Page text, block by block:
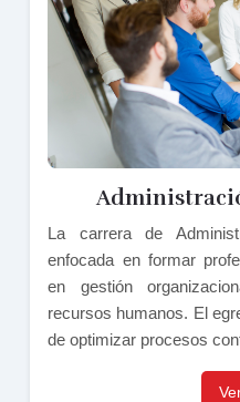
La carrera de
enfocada en formar
en gestión
recursos humanos. El
de optimizar procesos